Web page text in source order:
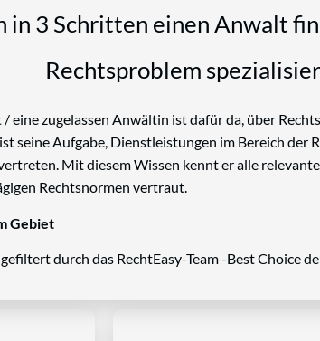
in 3 Schritten einen Anwalt
Rechtsproblem
/ eine zugelassen Anwältin ist dafür da, über
seine Aufgabe, Dienstleistungen im Bereich der
Mit diesem Wissen kennt er alle
Rechtsnormen vertraut.
Gebiet
durch das RechtEasy-Team -Best Choice